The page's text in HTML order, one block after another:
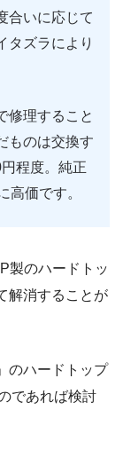
合いに応じて
タズラにより
修理すること
ものは交換す
程度。純正
高価です。
製のハードトッ
解消することが
のハードトップ
であれば検討